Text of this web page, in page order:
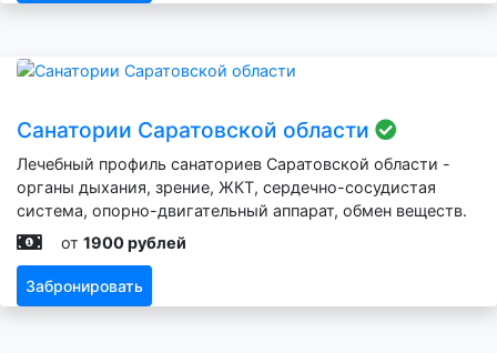
Санатории Саратовской области
Лечебный профиль санаториев Саратовской области -
органы дыхания, зрение, ЖКТ, сердечно-сосудистая
система, опорно-двигательный аппарат, обмен веществ.
от 1900 рублей
Забронировать